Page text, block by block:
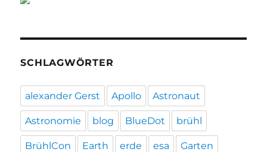
SCHLAGWÖRTER
alexander Gerst Apollo Astronaut
Astronomie blog BlueDot brühl
BrühlCon Earth erde esa Garten